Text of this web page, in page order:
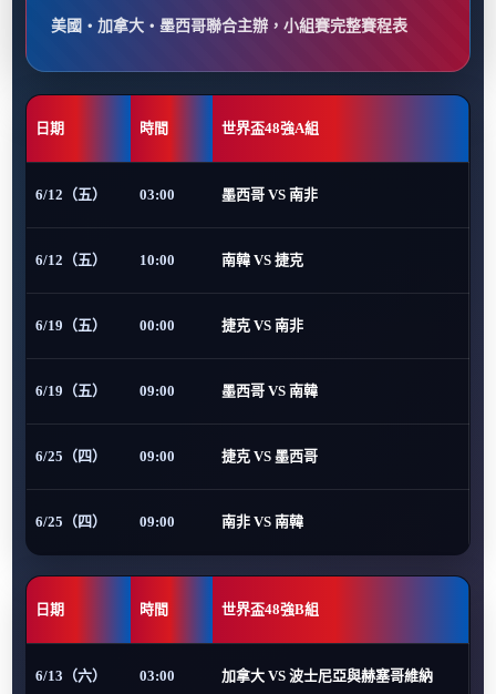
美國・加拿大・墨西哥聯合主辦，小組賽完整賽程表
日期 時間 世界盃48強A組
6/12（五） 03:00 墨西哥 VS 南非
6/12（五） 10:00 南韓 VS 捷克
6/19（五） 00:00 捷克 VS 南非
6/19（五） 09:00 墨西哥 VS 南韓
6/25（四） 09:00 捷克 VS 墨西哥
6/25（四） 09:00 南非 VS 南韓
日期 時間 世界盃48強B組
6/13（六） 03:00 加拿大 VS 波士尼亞與赫塞哥維納